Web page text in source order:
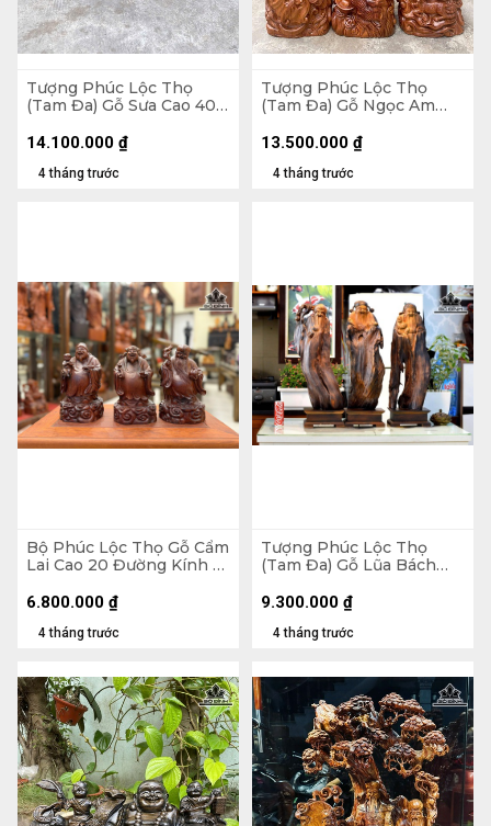
Tượng Phúc Lộc Thọ
(Tam Đa) Gỗ Sưa Cao 40
4 tháng trước
14.100.000 ₫
Tượng Phúc Lộc Thọ
(Tam Đa) Gỗ Ngọc Am
(cm)
4 tháng trước
13.500.000 ₫
Bộ Phúc Lộc Thọ Gỗ Cẩm
Lai Cao 20 Đường Kính 12
4 tháng trước
6.800.000 ₫
Tượng Phúc Lộc Thọ
(Tam Đa) Gỗ Lũa Bách
Sâu 15 (cm) - Kỷ Cao 10
4 tháng trước
9.300.000 ₫